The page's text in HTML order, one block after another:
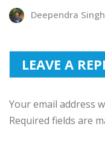
Deependra Singh
LEAVE A
Your email address
Required fields are